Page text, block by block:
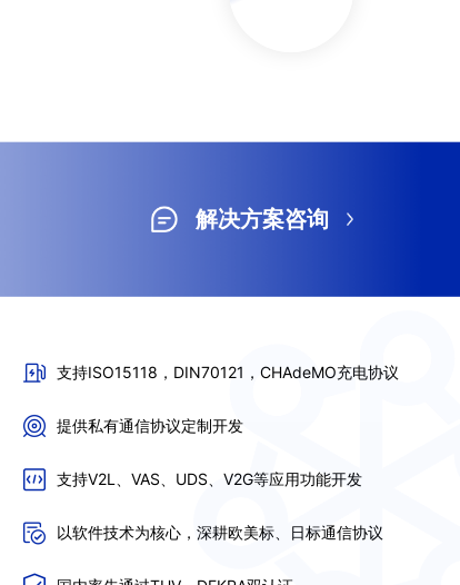
解决方案咨询
支持ISO15118，DIN70121，CHAdeMO充电协议
提供私有通信协议定制开发
支持V2L、VAS、UDS、V2G等应用功能开发
以软件技术为核心，深耕欧美标、日标通信协议